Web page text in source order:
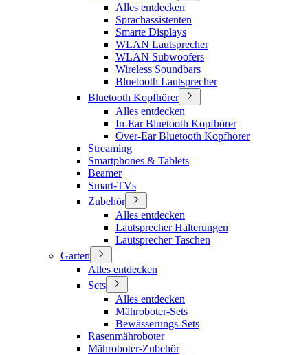
Alles entdecken
Sprachassistenten
Smarte Displays
WLAN Lautsprecher
WLAN Subwoofers
Wireless Soundbars
Bluetooth Lautsprecher
Bluetooth Kopfhörer
Alles entdecken
In-Ear Bluetooth Kopfhörer
Over-Ear Bluetooth Kopfhörer
Streaming
Smartphones & Tablets
Beamer
Smart-TVs
Zubehör
Alles entdecken
Lautsprecher Halterungen
Lautsprecher Taschen
Garten
Alles entdecken
Sets
Alles entdecken
Mähroboter-Sets
Bewässerungs-Sets
Rasenmähroboter
Mähroboter-Zubehör